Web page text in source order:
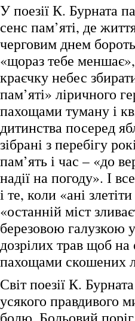
У поезії К. Бурната
сенс пам’яті, де
черговим днем
«щораз тебе
краєчку небес
пам’яті» ліричного
пахощами туману і
дитинства посеред
зібрані з перебігу
пам’ять і час – «до
надії на погоду». І
і те, коли «ані
«останній міст
березовою галузкою
дозрілих трав щоб
пахощами скошених
Світ поезії К.
усякого правдивого